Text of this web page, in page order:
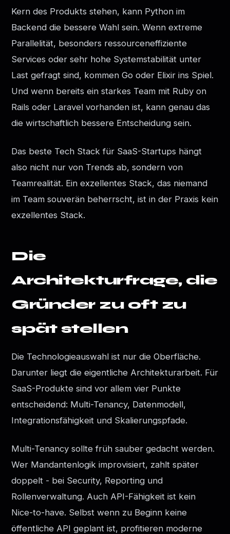
Kern des Produkts stehen, kann Python im
Backend die bessere Wahl sein. Wenn extreme
Parallelität, besonders ressourceneffiziente
Services oder sehr hohe Systemstabilität unter
Last gefragt sind, kommen Go oder Elixir ins Spiel.
Und wenn bereits ein starkes Team mit Ruby on
Rails oder Laravel vorhanden ist, kann genau das
die wirtschaftlich bessere Entscheidung sein.
Das beste Tech Stack für SaaS-Startups hängt
also nicht nur von Trends ab, sondern von
Teamrealität. Ein exzellentes Stack, das niemand
im Team souverän beherrscht, ist in der Praxis kein
exzellentes Stack.
Die
Architekturfrage, die
Gründer zu oft zu
spät stellen
Die Technologieauswahl ist nur die Oberfläche.
Darunter liegt die eigentliche Architekturarbeit. Für
SaaS-Produkte sind vor allem vier Punkte
entscheidend: Multi-Tenancy, Datenmodell,
Integrationsfähigkeit und Skalierungspfade.
Multi-Tenancy sollte früh sauber gedacht werden.
Wer Mandantenlogik improvisiert, zahlt später
doppelt - bei Security, Reporting und
Rollenverwaltung. Auch API-Fähigkeit ist kein
Nice-to-have. Selbst wenn zu Beginn keine
öffentliche API geplant ist, profitieren moderne